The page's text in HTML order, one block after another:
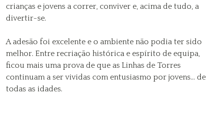
crianças e jovens a correr, conviver e, acima de tudo, a
divertir-se.
A adesão foi excelente e o ambiente não podia ter sido
melhor. Entre recriação histórica e espírito de equipa,
ficou mais uma prova de que as Linhas de Torres
continuam a ser vividas com entusiasmo por jovens... de
todas as idades.